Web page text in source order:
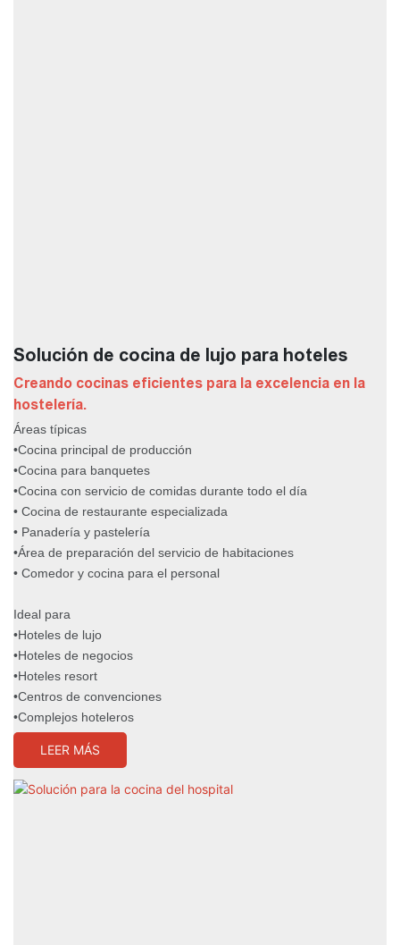
Solución de cocina de lujo para hoteles
Creando cocinas eficientes para la excelencia en la
hostelería.
Áreas típicas
•Cocina principal de producción
•Cocina para banquetes
•Cocina con servicio de comidas durante todo el día
• Cocina de restaurante especializada
• Panadería y pastelería
•Área de preparación del servicio de habitaciones
• Comedor y cocina para el personal
Ideal para
•Hoteles de lujo
•Hoteles de negocios
•Hoteles resort
•Centros de convenciones
•Complejos hoteleros
LEER MÁS